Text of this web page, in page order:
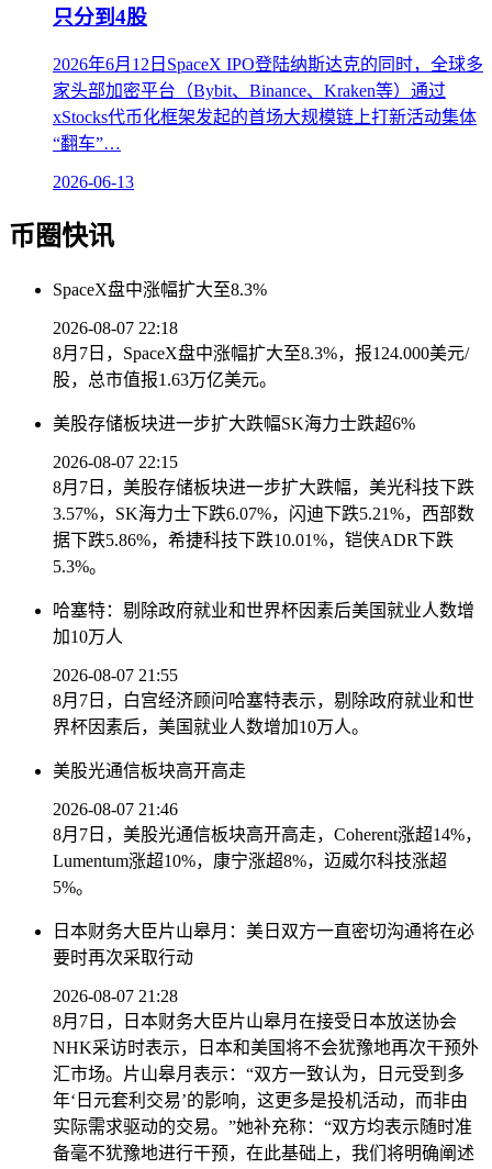
只分到4股
2026年6月12日SpaceX IPO登陆纳斯达克的同时，全球多
家头部加密平台（Bybit、Binance、Kraken等）通过
xStocks代币化框架发起的首场大规模链上打新活动集体
“翻车”…
2026-06-13
币圈快讯
SpaceX盘中涨幅扩大至8.3%
2026-08-07 22:18
8月7日，SpaceX盘中涨幅扩大至8.3%，报124.000美元/
股，总市值报1.63万亿美元。
美股存储板块进一步扩大跌幅SK海力士跌超6%
2026-08-07 22:15
8月7日，美股存储板块进一步扩大跌幅，美光科技下跌
3.57%，SK海力士下跌6.07%，闪迪下跌5.21%，西部数
据下跌5.86%，希捷科技下跌10.01%，铠侠ADR下跌
5.3%。
哈塞特：剔除政府就业和世界杯因素后美国就业人数增
加10万人
2026-08-07 21:55
8月7日，白宫经济顾问哈塞特表示，剔除政府就业和世
界杯因素后，美国就业人数增加10万人。
美股光通信板块高开高走
2026-08-07 21:46
8月7日，美股光通信板块高开高走，Coherent涨超14%，
Lumentum涨超10%，康宁涨超8%，迈威尔科技涨超
5%。
日本财务大臣片山皋月：美日双方一直密切沟通将在必
要时再次采取行动
2026-08-07 21:28
8月7日，日本财务大臣片山皋月在接受日本放送协会
NHK采访时表示，日本和美国将不会犹豫地再次干预外
汇市场。片山皋月表示：“双方一致认为，日元受到多
年‘日元套利交易’的影响，这更多是投机活动，而非由
实际需求驱动的交易。”她补充称：“双方均表示随时准
备毫不犹豫地进行干预，在此基础上，我们将明确阐述